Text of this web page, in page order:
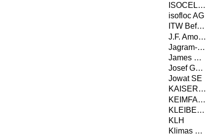
ISOCELL GmbH & Co KG
isofloc AG
ITW Befestigungssysteme GmbH
J.F. Amonn Srl - Die Abteilung Color
Jagram-Pro S.A.
James Hardie Europe GmbH
Josef Günthner GmbH & Co.KG
Jowat SE
KAISER GmbH & Co. KG
KEIMFARBEN AG
KLEIBERIT SE & Co. KG
KLH
Klimas Wkręt-met